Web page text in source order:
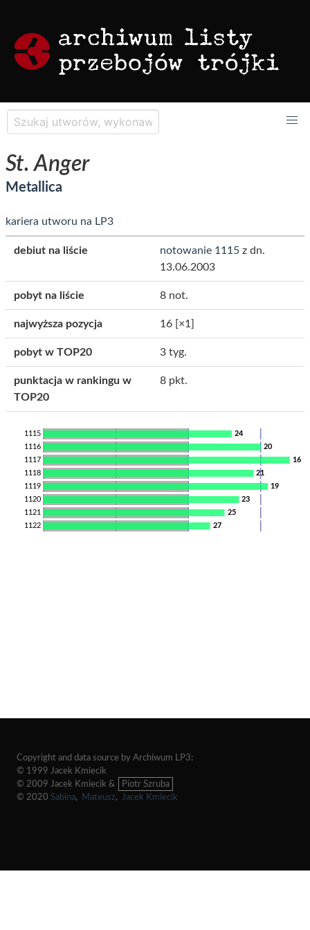
St. Anger
Metallica
kariera utworu na LP3
debiut na liście notowanie 1115 z dn.
13.06.2003
pobyt na liście 8 not.
najwyższa pozycja 16 [×1]
pobyt w TOP20 3 tyg.
punktacja w rankingu w
TOP20
8 pkt.
24
1115
20
1116
16
1117
21
1118
19
1119
23
1120
25
1121
27
1122
Copyright and data source by Archiwum LP3:
© 1999 Jacek Kmiecik
© 2009 Jacek Kmiecik &
Piotr Szruba
© 2020 Sabina, Mateusz, Jacek Kmiecik